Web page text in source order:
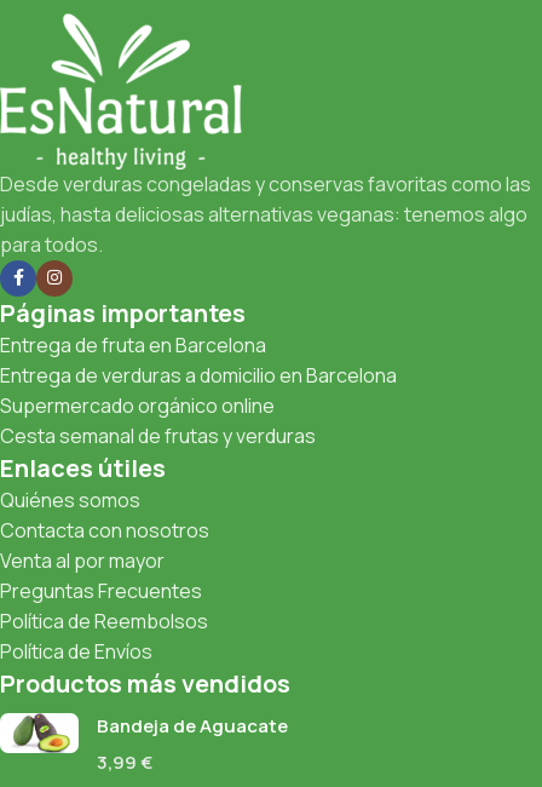
Desde verduras congeladas y conservas favoritas como las
judías, hasta deliciosas alternativas veganas: tenemos algo
para todos.
Páginas importantes
Entrega de fruta en Barcelona
Entrega de verduras a domicilio en Barcelona
Supermercado orgánico online
Cesta semanal de frutas y verduras
Enlaces útiles
Quiénes somos
Contacta con nosotros
Venta al por mayor
Preguntas Frecuentes
Política de Reembolsos
Política de Envíos
Productos más vendidos
Bandeja de Aguacate
3,99€